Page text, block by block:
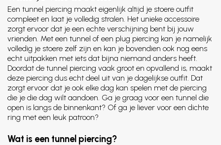
Een tunnel piercing maakt eigenlijk altijd je stoere outfit
compleet en laat je volledig stralen. Het unieke accessoire
zorgt ervoor dat je een echte verschijning bent bij jouw
vrienden. Met een tunnel of een plug piercing kan je namelijk
volledig je stoere zelf zijn en kan je bovendien ook nog eens
echt uitpakken met iets dat bijna niemand anders heeft.
Doordat de tunnel piercing vaak groot en opvallend is, maakt
deze piercing dus echt deel uit van je dagelijkse outfit. Dat
zorgt ervoor dat je ook elke dag kan spelen met de piercing
die je die dag wilt aandoen. Ga je graag voor een tunnel die
open is langs de binnenkant? Of ga je liever voor een dichte
ring met een leuk patroon?
Wat is een tunnel piercing?